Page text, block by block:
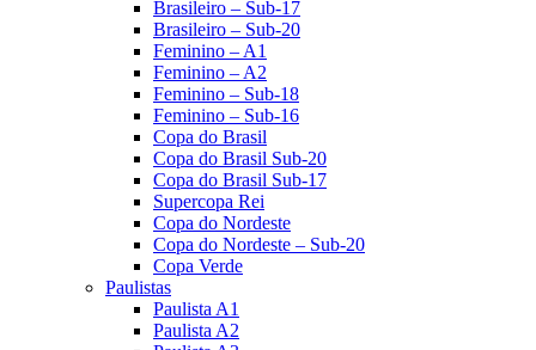
Brasileiro – Sub-17
Brasileiro – Sub-20
Feminino – A1
Feminino – A2
Feminino – Sub-18
Feminino – Sub-16
Copa do Brasil
Copa do Brasil Sub-20
Copa do Brasil Sub-17
Supercopa Rei
Copa do Nordeste
Copa do Nordeste – Sub-20
Copa Verde
Paulistas
Paulista A1
Paulista A2